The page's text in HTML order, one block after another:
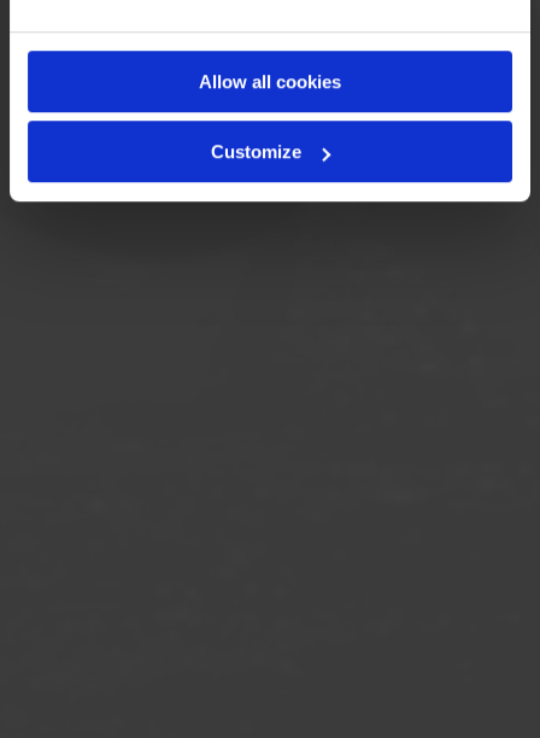
Allow all cookies
Customize